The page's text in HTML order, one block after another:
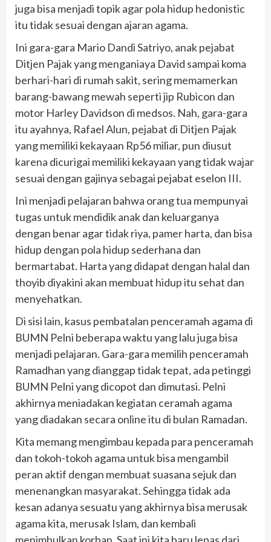
juga bisa menjadi topik agar pola hidup hedonistic
itu tidak sesuai dengan ajaran agama.
Ini gara-gara Mario Dandi Satriyo, anak pejabat
Ditjen Pajak yang menganiaya David sampai koma
berhari-hari di rumah sakit, sering memamerkan
barang-bawang mewah seperti jip Rubicon dan
motor Harley Davidson di medsos. Nah, gara-gara
itu ayahnya, Rafael Alun, pejabat di Ditjen Pajak
yang memiliki kekayaan Rp56 miliar, pun diusut
karena dicurigai memiliki kekayaan yang tidak wajar
sesuai dengan gajinya sebagai pejabat eselon III.
Ini menjadi pelajaran bahwa orang tua mempunyai
tugas untuk mendidik anak dan keluarganya
dengan benar agar tidak riya, pamer harta, dan bisa
hidup dengan pola hidup sederhana dan
bermartabat. Harta yang didapat dengan halal dan
thoyib diyakini akan membuat hidup itu sehat dan
menyehatkan.
Di sisi lain, kasus pembatalan penceramah agama di
BUMN Pelni beberapa waktu yang lalu juga bisa
menjadi pelajaran. Gara-gara memilih penceramah
Ramadhan yang dianggap tidak tepat, ada petinggi
BUMN Pelni yang dicopot dan dimutasi. Pelni
akhirnya meniadakan kegiatan ceramah agama
yang diadakan secara online itu di bulan Ramadan.
Kita memang mengimbau kepada para penceramah
dan tokoh-tokoh agama untuk bisa mengambil
peran aktif dengan membuat suasana sejuk dan
menenangkan masyarakat. Sehingga tidak ada
kesan adanya sesuatu yang akhirnya bisa merusak
agama kita, merusak Islam, dan kembali